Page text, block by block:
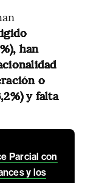
han
o
y falta
Parcial con
y los